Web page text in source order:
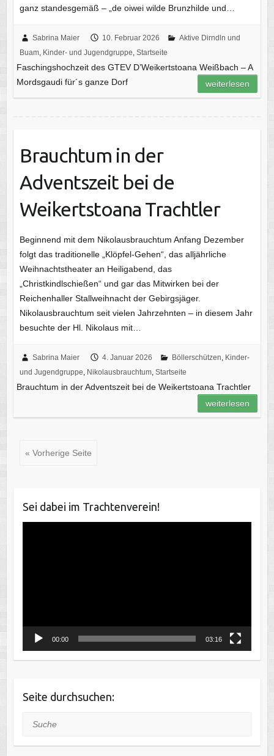
ganz standesgemäß – „de oiwei wilde Brunzhilde und…
Sabrina Maier 10. Februar 2026
Aktive Dirndln und
Buam, Kinder- und Jugendgruppe, Startseite
Faschingshochzeit des GTEV D’Weikertstoana Weißbach – A
Mordsgaudi für´s ganze Dorf
weiterlesen
Brauchtum in der
Adventszeit bei de
Weikertstoana Trachtler
Beginnend mit dem Nikolausbrauchtum Anfang Dezember
folgt das traditionelle „Klöpfel-Gehen“, das alljährliche
Weihnachtstheater an Heiligabend, das
„Christkindlschießen“ und gar das Mitwirken bei der
Reichenhaller Stallweihnacht der Gebirgsjäger.
Nikolausbrauchtum seit vielen Jahrzehnten – in diesem Jahr
besuchte der Hl. Nikolaus mit…
Sabrina Maier 4. Januar 2026 Böllerschützen, Kinder-
und Jugendgruppe, Nikolausbrauchtum, Startseite
Brauchtum in der Adventszeit bei de Weikertstoana Trachtler
weiterlesen
« Vorherige Seite
Sei dabei im Trachtenverein!
00:00 03:16
Seite durchsuchen:
Suche